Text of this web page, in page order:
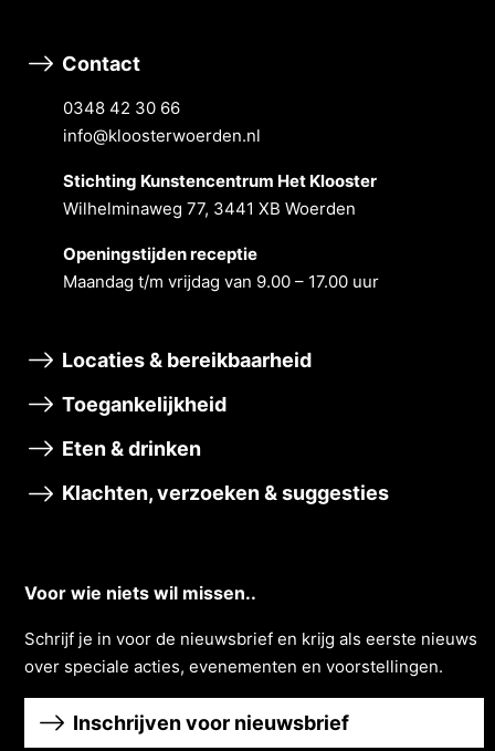
Contact
0348 42 30 66
info@kloosterwoerden.nl
Stichting Kunstencentrum Het Klooster
Wilhelminaweg 77, 3441 XB Woerden
Openingstĳden receptie
Maandag t/m vrĳdag van 9.00 – 17.00 uur
Locaties & bereikbaarheid
Toegankelijkheid
Eten & drinken
Klachten, verzoeken & suggesties
Voor wie niets wil missen..
Schrĳf je in voor de nieuwsbrief en krĳg als eerste nieuws
over speciale acties, evenementen en voorstellingen.
Inschrijven voor nieuwsbrief